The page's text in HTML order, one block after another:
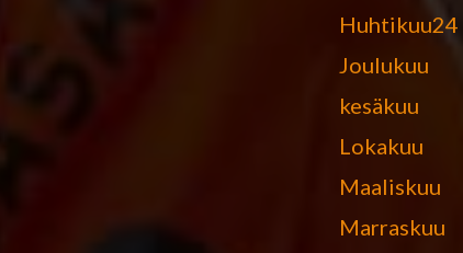
Huhtikuu24
Joulukuu
kesäkuu
Lokakuu
Maaliskuu
Marraskuu